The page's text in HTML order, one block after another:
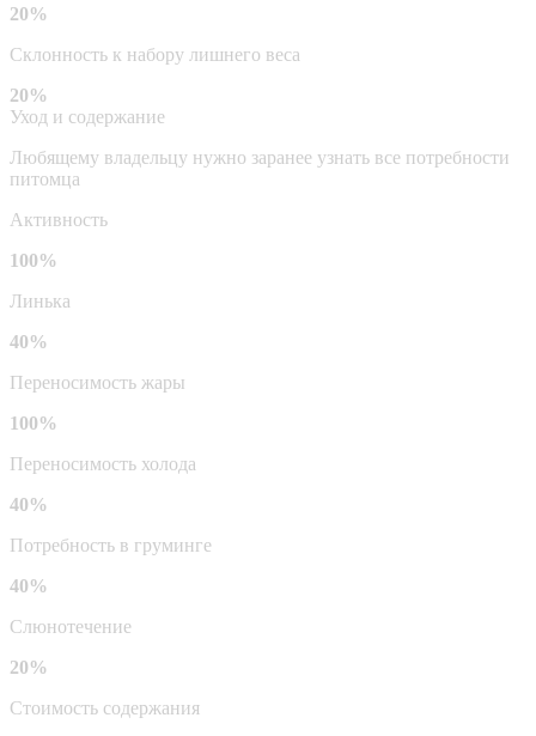
20%
Склонность к набору лишнего веса
20%
Уход и содержание
Любящему владельцу нужно заранее узнать все потребности
питомца
Активность
100%
Линька
40%
Переносимость жары
100%
Переносимость холода
40%
Потребность в груминге
40%
Слюнотечение
20%
Стоимость содержания